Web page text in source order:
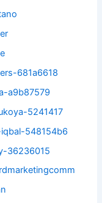
681a6618
a9b87579
5241417
548154b6
36236015